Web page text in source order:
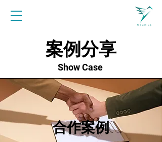
案例分享
Show Case
​合作案例